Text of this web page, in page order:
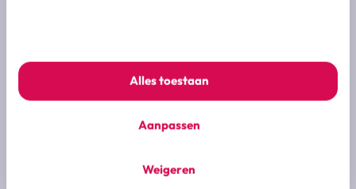
Alles toestaan
Aanpassen
Weigeren
oordeelt dat de aanslagen, boetes en